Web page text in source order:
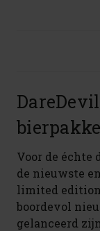
Voor de échte
de nieuwste
limited
boordevol
gelanceerd